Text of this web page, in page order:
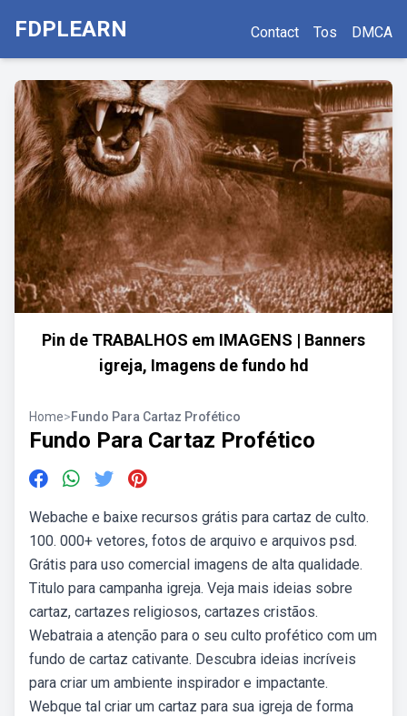
FDPLEARN Contact Tos DMCA
Pin de TRABALHOS em IMAGENS | Banners
igreja, Imagens de fundo hd
Home>Fundo Para Cartaz Profético
Fundo Para Cartaz Profético
Webache e baixe recursos grátis para cartaz de culto.
100. 000+ vetores, fotos de arquivo e arquivos psd.
Grátis para uso comercial imagens de alta qualidade.
Titulo para campanha igreja. Veja mais ideias sobre
cartaz, cartazes religiosos, cartazes cristãos.
Webatraia a atenção para o seu culto profético com um
fundo de cartaz cativante. Descubra ideias incríveis
para criar um ambiente inspirador e impactante.
Webque tal criar um cartaz para sua igreja de forma